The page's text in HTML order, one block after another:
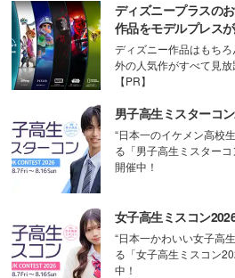
ディズニープラスの
作品をモデルプレスが
ディズニー作品はもちろ
外の人気作がすべて見放
【PR】
男子高生ミスターコ
“日本一のイケメン高校
る「男子高生ミスターコ
開催中！
女子高生ミスコン
“日本一かわいい女子高
る「女子高生ミスコン
中！